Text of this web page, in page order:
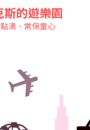
斯的遊樂園
滴．常保童心